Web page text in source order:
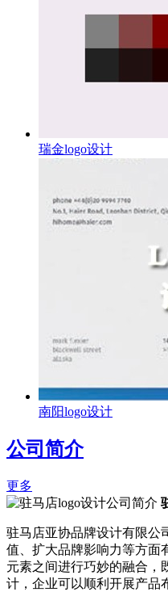
瑞金logo设计
南阳logo设计
公司简介
更多
驻马店亚协品牌设计有限公
值、扩大品牌影响力等方面
元素之间进行巧妙的融合，
计，企业可以顺利开展产品